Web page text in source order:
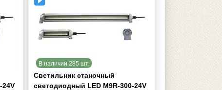
24V
В наличии 285 шт.
Светильник станочный
светодиодный LED M9R-300-24V